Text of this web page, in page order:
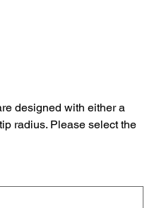
designed with either a
radius. Please select the